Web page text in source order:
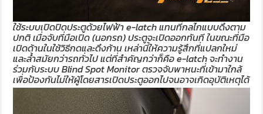
ใช้ระบบเปิดปิดประตูด้วยไฟฟ้า e-latch แทนที่กลไกแบบดึงตาม
ปกติ เมื่อจับที่มือเปิด (นอกรถ) ประตูจะเปิดออกทันที ในขณะที่มือ
เปิดด้านในใช้วิธีกดและดึงก้าน เหล่านี้ให้ความรู้สึกที่แปลกใหม่
และล้ำสมัยกว่ารถทั่วไป แต่ที่สำคัญกว่าก็คือ e-latch จะทำงาน
ร่วมกับระบบ Blind Spot Monitor ตรวจจับพาหนะที่เข้ามาใกล้
เพื่อป้องกันไม่ให้ผู้โดยสารเปิดประตูออกไปจนอาจเกิดอุบัติเหตุได้